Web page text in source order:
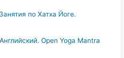
по Хатха Йоге.
Open Yoga Mantra